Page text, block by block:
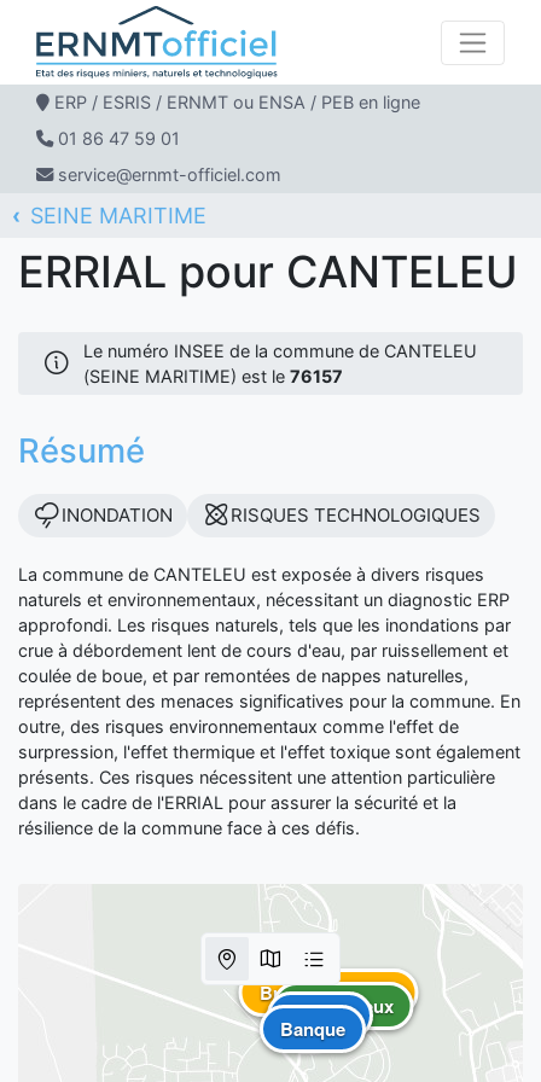
ERP / ESRIS / ERNMT ou ENSA / PEB en ligne
01 86 47 59 01
service@ernmt-officiel.com
ERNMT Officiel
ERRIAL
SEINE MARITIME
CANTELEU
ERRIAL pour CANTELEU
Le numéro INSEE de la commune de CANTELEU
(SEINE MARITIME) est le 76157
Résumé
INONDATION RISQUES TECHNOLOGIQUES
La commune de CANTELEU est exposée à divers risques
naturels et environnementaux, nécessitant un diagnostic ERP
approfondi. Les risques naturels, tels que les inondations par
crue à débordement lent de cours d'eau, par ruissellement et
coulée de boue, et par remontées de nappes naturelles,
représentent des menaces significatives pour la commune. En
outre, des risques environnementaux comme l'effet de
surpression, l'effet thermique et l'effet toxique sont également
présents. Ces risques nécessitent une attention particulière
dans le cadre de l'ERRIAL pour assurer la sécurité et la
résilience de la commune face à ces défis.
Aire de jeux
Banque
Banque
Bureau de poste